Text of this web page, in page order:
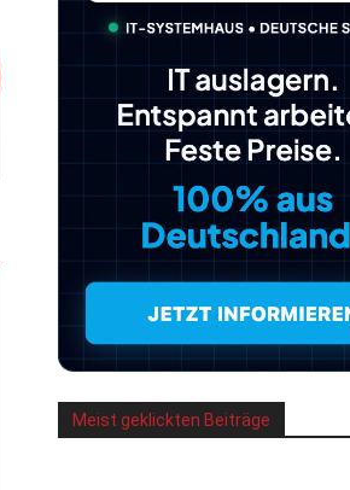
Meist geklickten Beiträge